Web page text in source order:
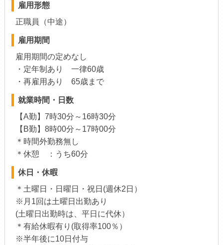
雇用形態
正職員（中途）
雇用期間
雇用期間の定めなし
・定年制あり 一律60歳
・再雇用あり 65歳まで
就業時間・日数
【A勤】7時30分～16時30分
【B勤】8時00分～17時00分
＊時間外勤務無し
＊休憩 ：うち60分
休日・休暇
＊土曜日・日曜日・祝日(週休2日）
※月1回は土曜日出勤あり
(土曜日出勤時は、平日に代休）
＊有給休暇有り(取得率100％）
※半年後に10日付与